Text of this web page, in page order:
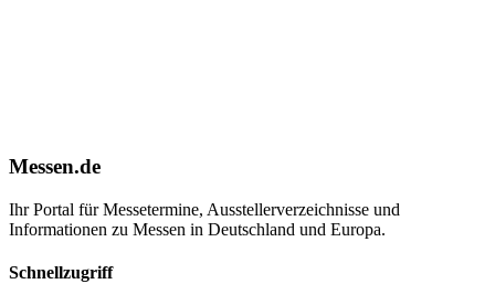
Messen.de
Ihr Portal für Messetermine, Ausstellerverzeichnisse und
Informationen zu Messen in Deutschland und Europa.
Schnellzugriff